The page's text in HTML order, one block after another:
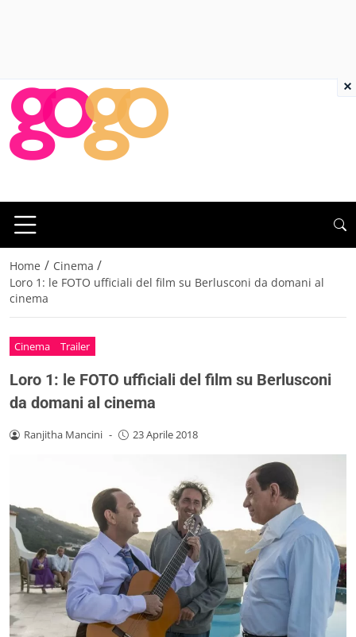
Home / Cinema /
Loro 1: le FOTO ufficiali del film su Berlusconi da domani al
cinema
Cinema Trailer
Loro 1: le FOTO ufficiali del film su Berlusconi
da domani al cinema
Ranjitha Mancini - 23 Aprile 2018
×